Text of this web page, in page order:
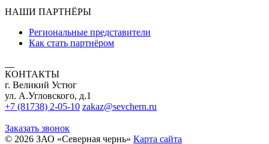
НАШИ ПАРТНЁРЫ
Региональные представители
Как стать партнёром
КОНТАКТЫ
г. Великий Устюг
ул. А.Угловского, д.1
+7 (81738) 2-05-10 zakaz@sevchern.ru
Заказать звонок
© 2026 ЗАО «Северная чернь» Карта сайта